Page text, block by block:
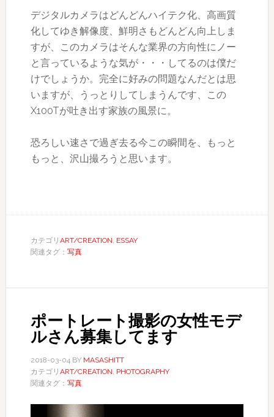
デジタルカメラはどんどんハイテク化、高画質
化してゆき解像度、鮮明さもどんどん向上しま
すが、このカメラはそんな業界の方向性にノー
と言っているような気が・・・してるのは僕だ
けでしょうか。完全に好みの問題なんだとは思
いますが、うっとりしてしまうんです、この
X100Tが吐き出す家族の風景に。
恐ろしい速さで過ぎ去る今この瞬間を、もっと
もっと、沢山撮ろうと思います。
カテゴリ ART/CREATION ESSAY
関連タグ： 写真
ポートレート撮影の女性モデ
ルさん募集してます
2018-03-04 BY MASASHITT
カテゴリ ART/CREATION PHOTOGRAPHY
関連タグ： 写真